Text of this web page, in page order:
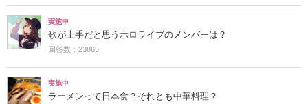
実施中
歌が上手だと思うホロライブのメンバーは？
回答数：23865
実施中
ラーメンって日本食？それとも中華料理？